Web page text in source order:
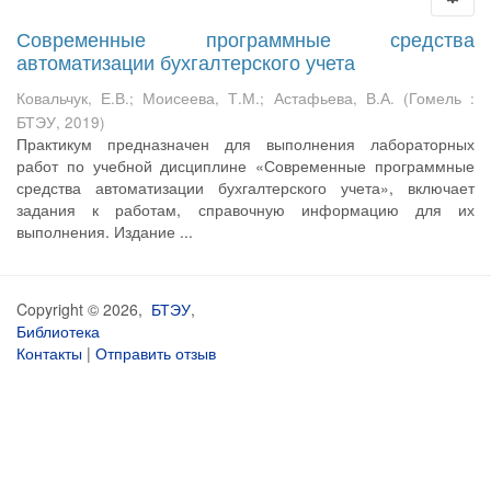
Современные программные средства
автоматизации бухгалтерского учета
Ковальчук, Е.В.; Моисеева, Т.М.; Астафьева, В.А. (Гомель :
БТЭУ, 2019)
Практикум предназначен для выполнения лабораторных
работ по учебной дисциплине «Современные программные
средства автоматизации бухгалтерского учета», включает
задания к работам, справочную информацию для их
выполнения. Издание ...
Copyright © 2026, БТЭУ,
Библиотека
Контакты | Отправить отзыв